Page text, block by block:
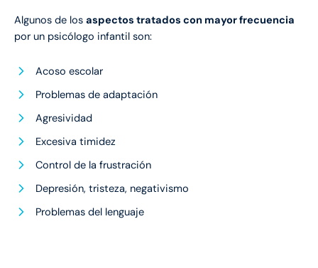
Algunos de los aspectos tratados con mayor frecuencia
por un psicólogo infantil son:
Acoso escolar
Problemas de adaptación
Agresividad
Excesiva timidez
Control de la frustración
Depresión, tristeza, negativismo
Problemas del lenguaje